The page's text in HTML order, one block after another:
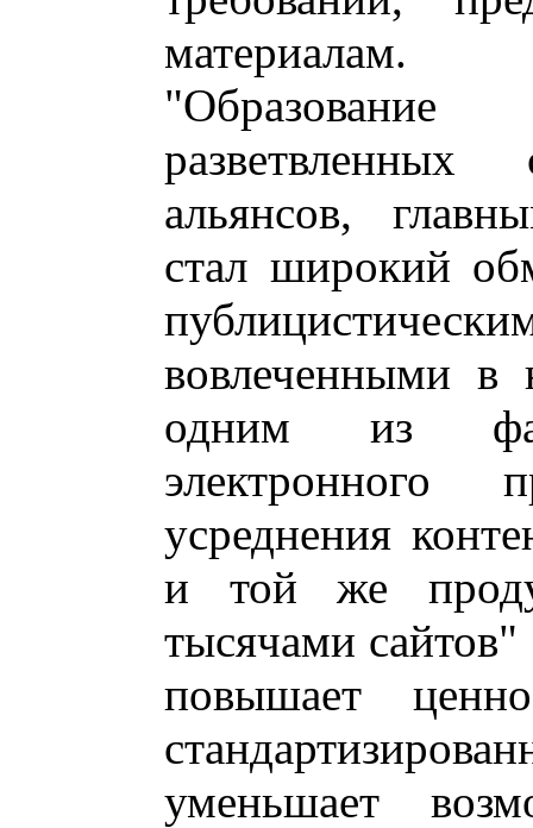
материалам.
альянсов,
стал широкий
вовлеченными в
одним из
электронного
усреднения
и той же
тысячами
повышает
уменьшает